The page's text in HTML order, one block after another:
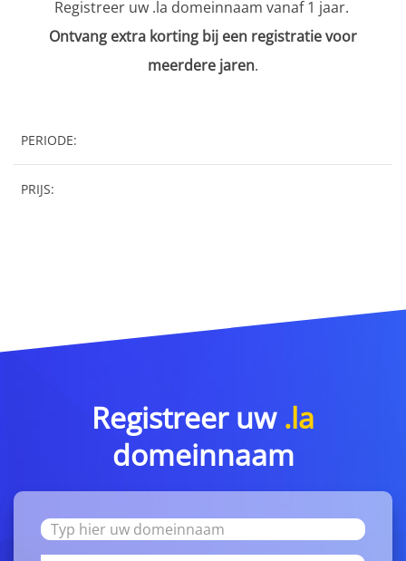
Registreer uw .la domeinnaam vanaf 1 jaar.
Ontvang extra korting bij een registratie voor
meerdere jaren.
PERIODE:
PRIJS:
Registreer uw .la
domeinnaam